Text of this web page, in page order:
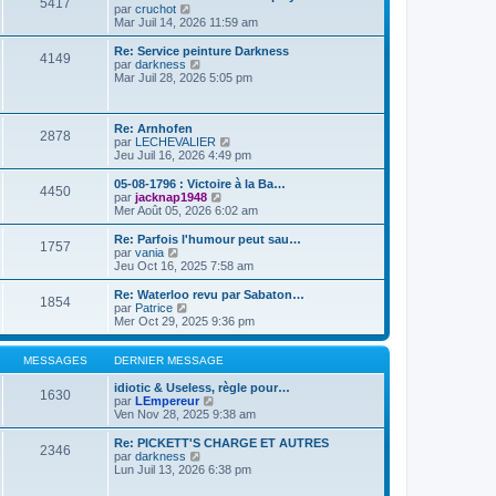
s
s
a
g
e
i
e
r
e
s
d
e
i
e
r
e
s
s
a
e
e
r
l
e
d
e
i
e
r
m
e
s
s
a
e
5417
par cruchot
o
n
s
u
l
r
e
d
e
r
n
i
m
e
s
a
e
Mar Juil 14, 2026 11:59 am
4149
Re: Service peinture Darkness
par darkness
o
u
t
e
r
l
e
d
e
r
i
m
e
s
s
a
g
Mar Juil 28, 2026 5:05 pm
2878
Re: Arnhofen
par LECHEVALIER
o
n
s
l
r
l
e
e
n
i
e
s
a
g
Jeu Juil 16, 2026 4:49 pm
4450
05-08-1796 : Victoire à la Ba…
par jacknap1948
o
n
s
l
r
l
e
d
r
n
i
e
r
e
s
Mer Août 05, 2026 6:02 am
1757
Re: Parfois l'humour peut sau…
par vania
o
n
s
u
l
e
r
l
e
d
e
n
e
r
Jeu Oct 16, 2025 7:58 am
1854
Re: Waterloo revu par Sabaton…
par Patrice
o
n
s
u
l
t
e
r
l
e
d
e
Mer Oct 29, 2025 9:36 pm
MESSAGES DERNIER MESSAGE
1630
idiotic & Useless, règle pour…
par LEmpereur
o
n
s
l
Ven Nov 28, 2025 9:38 am
2346
Re: PICKETT'S CHARGE ET AUTRES
par darkness
o
Lun Juil 13, 2026 6:38 pm